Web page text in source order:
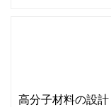
高分子材料の設